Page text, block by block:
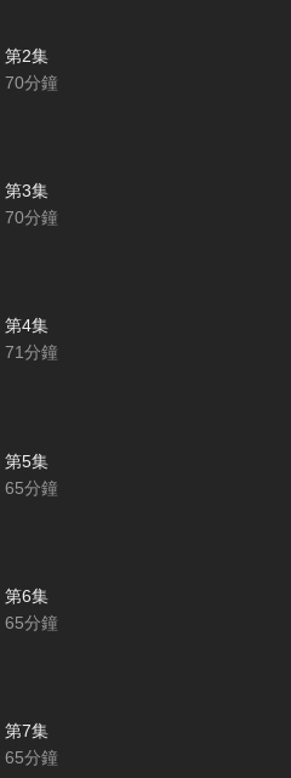
第2集
70分鐘
第3集
70分鐘
第4集
71分鐘
第5集
65分鐘
第6集
65分鐘
第7集
65分鐘